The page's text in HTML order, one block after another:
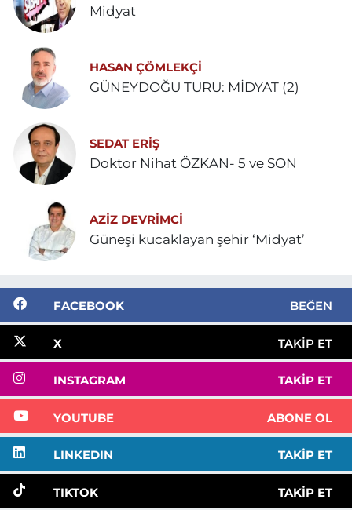
Midyat
HASAN ÇÖMLEKÇİ
GÜNEYDOĞU TURU: MİDYAT (2)
SEDAT ERİŞ
Doktor Nihat ÖZKAN- 5 ve SON
AZIZ DEVRIMCI
Güneşi kucaklayan şehir ‘Midyat’
FACEBOOK BEĞEN
X TAKIP ET
INSTAGRAM TAKIP ET
YOUTUBE ABONE OL
LINKEDIN TAKIP ET
TIKTOK TAKIP ET